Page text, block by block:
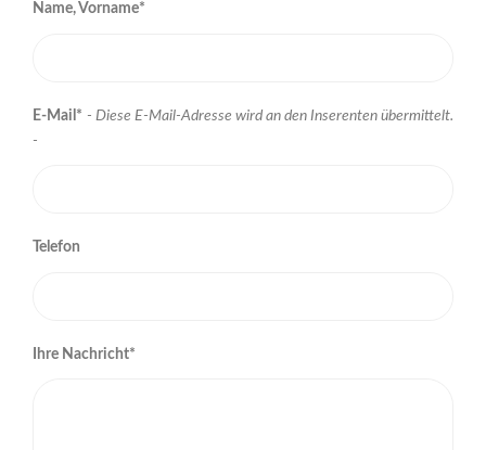
Name, Vorname*
E-Mail* - Diese E-Mail-Adresse wird an den Inserenten übermittelt.
-
Telefon
Ihre Nachricht*